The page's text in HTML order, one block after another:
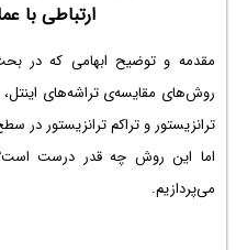
ارتباطی با
مقدمه و توضیح ابهامی که در
روش‌های مقایسه‌ی تراشه‌های اینتل،
ترانزیستور و تراکم ترانزیستور
اما این روش چه قدر درست
می‌پردازیم.